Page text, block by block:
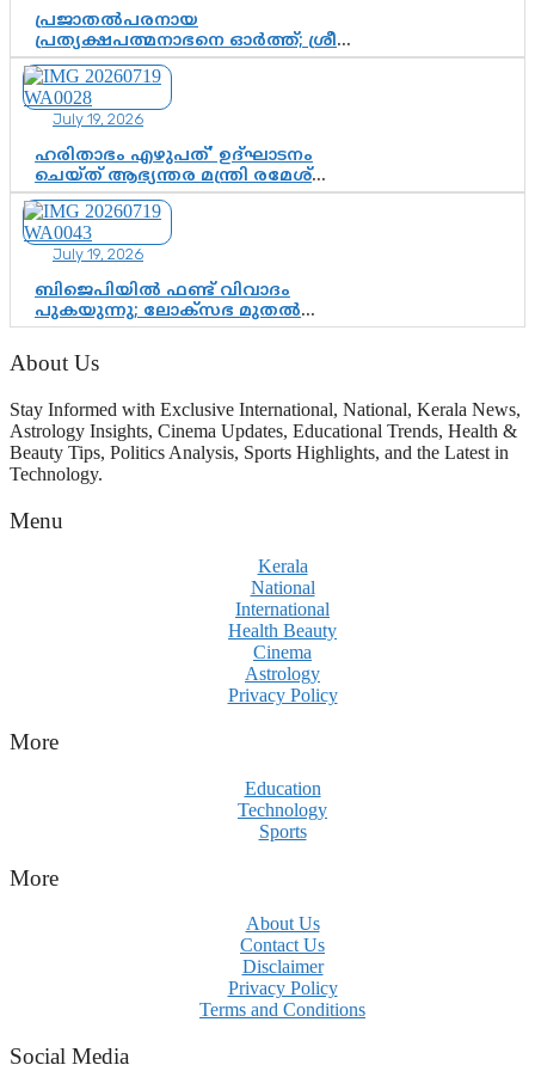
ചുണക്കുട്ടൻ
പ്രജാതൽപരനായ
പ്രത്യക്ഷപത്മനാഭനെ ഓർത്ത്; ശ്രീ
ചിത്തിര തിരുനാൾ മഹാരാജാവിന്റെ
35-ാം നാടുനീങ്ങൽ ദിനം ഇന്ന്
July 19, 2026
ഹരിതാഭം എഴുപത്’ ഉദ്ഘാടനം
ചെയ്ത് ആഭ്യന്തര മന്ത്രി രമേശ്
ചെന്നിത്തല; ആർ. ഹരികുമാറിന്റെ
സപ്തതി ആഘോഷങ്ങൾക്ക്
പ്രൗഢമായ തുടക്കം
July 19, 2026
ബിജെപിയിൽ ഫണ്ട് വിവാദം
പുകയുന്നു; ലോക്സഭ മുതൽ
നിയമസഭ വരെ 140 മണ്ഡലങ്ങളിലെ
ഫണ്ട് വിനിയോഗം
പരിശോധിക്കുമോ? കേന്ദ്രത്തിനും
ഘടകത്തോട് അതൃപ്തി
About Us
Stay Informed with Exclusive International, National, Kerala News,
Astrology Insights, Cinema Updates, Educational Trends, Health &
Beauty Tips, Politics Analysis, Sports Highlights, and the Latest in
Technology.
Menu
Kerala
National
International
Health Beauty
Cinema
Astrology
Privacy Policy
More
Education
Technology
Sports
More
About Us
Contact Us
Disclaimer
Privacy Policy
Terms and Conditions
Social Media